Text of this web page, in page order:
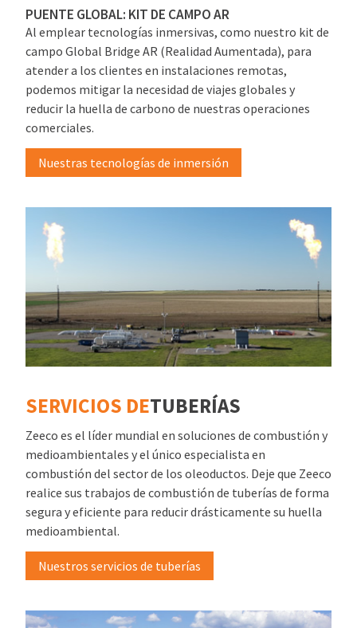
PUENTE GLOBAL: KIT DE CAMPO AR
Al emplear tecnologías inmersivas, como nuestro kit de
campo Global Bridge AR (Realidad Aumentada), para
atender a los clientes en instalaciones remotas,
podemos mitigar la necesidad de viajes globales y
reducir la huella de carbono de nuestras operaciones
comerciales.
Nuestras tecnologías de inmersión
SERVICIOS DETUBERÍAS
Zeeco es el líder mundial en soluciones de combustión y
medioambientales y el único especialista en
combustión del sector de los oleoductos. Deje que Zeeco
realice sus trabajos de combustión de tuberías de forma
segura y eficiente para reducir drásticamente su huella
medioambiental.
Nuestros servicios de tuberías